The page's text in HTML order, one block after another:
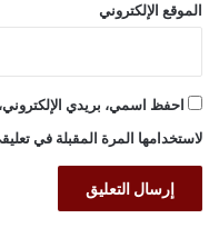
الموقع الإلكتروني
احفظ اسمي، بريدي
لاستخدامها المرة المقبلة في